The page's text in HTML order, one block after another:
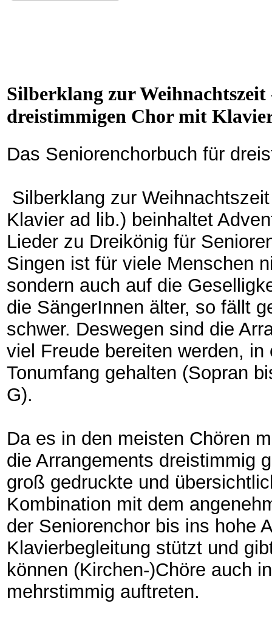
Silberklang zur
dreistimmigen Chor mit
Das Seniorenchorbuch für
Silberklang zur
Klavier ad lib.) beinhaltet
Lieder zu Dreikönig für
Singen ist für viele Menschen
sondern auch auf die
die SängerInnen älter, so fällt
schwer. Deswegen sind die
viel Freude bereiten werden,
Tonumfang gehalten (Sopran
G).
Da es in den meisten Chören
die Arrangements dreistimmig
groß gedruckte und
Kombination mit dem
der Seniorenchor bis ins hohe
Klavierbegleitung stützt und
können (Kirchen-)Chöre auch
mehrstimmig auftreten.